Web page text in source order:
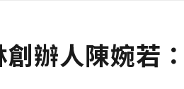
辦人陳婉若